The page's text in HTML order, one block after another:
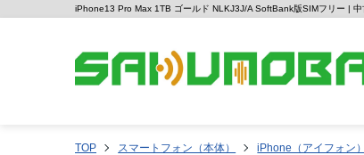
iPhone13 Pro Max 1TB ゴールド NLKJ3J/A SoftBank版SIMフリー | 中
TOP スマートフォン（本体） iPhone（アイフォン）